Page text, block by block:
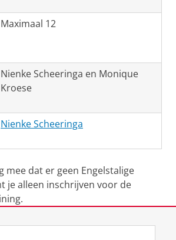
Maximaal 12
Nienke Scheeringa en Monique
Kroese
Nienke Scheeringa
mee dat er geen Engelstalige
je alleen inschrijven voor de
11 september 2025 10:24